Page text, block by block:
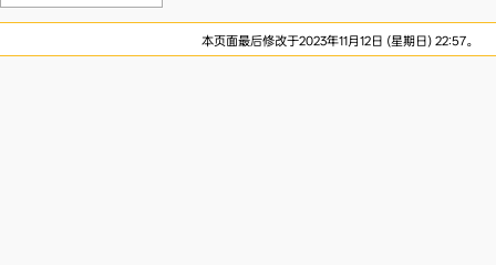
本页面最后修改于2023年11月12日 (星期日) 22:57。